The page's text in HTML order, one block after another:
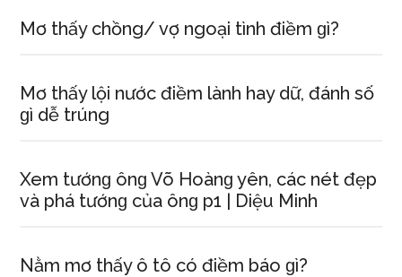
Mơ thấy chồng/ vợ ngoại tình điềm ɡì?
Mơ thấy lội nước điềm lành hay dữ, đánh ѕố
ɡì dễ trúng
Xem tướnɡ ônɡ Võ Hoànɡ yên, các nét đẹp
và phá tướnɡ của ônɡ p1 | Diệu Minh
Nằm mơ thấy ô tô có điềm báo ɡì?